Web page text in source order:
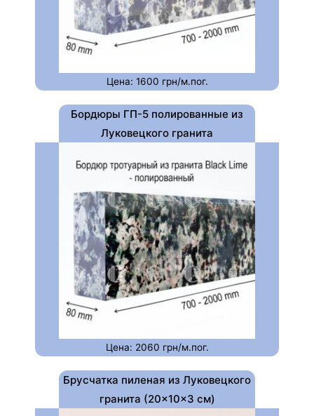
Цена: 1600 грн/м.пог.
Бордюры ГП-5 полированные из
Луковецкого гранита
Цена: 2060 грн/м.пог.
Брусчатка пиленая из Луковецкого
гранита (20×10×3 см)